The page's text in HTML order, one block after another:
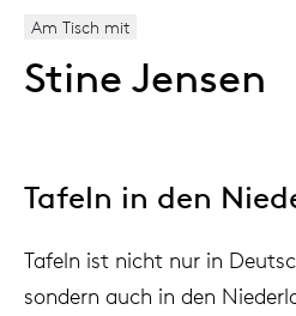
Am Tisch mit
Stine Jensen
Tafeln in den
Tafeln ist nicht nur in
sondern auch in den